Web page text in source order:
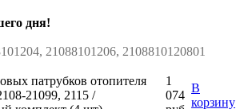
дня!
21088101206, 2108810120801
патрубков отопителя
21099, 2115 /
1
074
В
корзину